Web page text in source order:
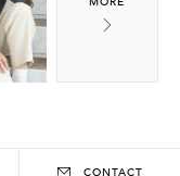
CONTACT